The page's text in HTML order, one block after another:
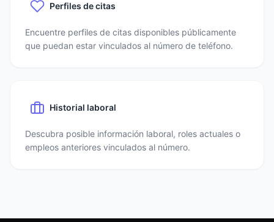
Perfiles de citas
Encuentre perfiles de citas disponibles públicamente
que puedan estar vinculados al número de teléfono.
Historial laboral
Descubra posible información laboral, roles actuales o
empleos anteriores vinculados al número.